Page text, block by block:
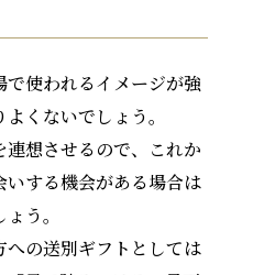
使われるイメージが強
くないでしょう。
想させるので、これか
いする機会がある場合は
う。
の送別ギフトとしては